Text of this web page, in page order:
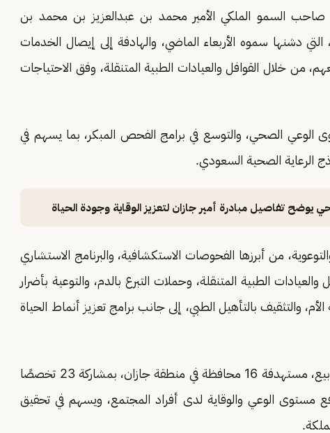
صاحب السمو الملكي الأمير محمد بن عبدالعزيز بن محمد بن
دشنها سموه الأربعاء الماضي، والهادفة إلى إيصال الخدمات
من خلال القوافل والعيادات الطبية المتنقلة، وفق الاحتياجات
الوعي الصحي، والتوسع في برامج الفحص المبكر، بما يسهم في
الرعاية الصحية السعودي.
تفاصيل مبادرة أمير جازان لتعزيز الوقاية وجودة الحياة
من أبرزها الفحوصات الاستكشافية، والبرنامج الاستشاري
الطبية المتنقلة، وحملات التبرع بالدم، والتوعية بأضرار
والتثقيف بالتأهيل الطبي، إلى جانب برامج تعزيز أنماط الحياة
ومن المقرر أن تُنفذ المبادرة على مدى 8 أسابيع، مستهدفة 16 محافظة في منطقة جازان، بمشاركة 23 تخصصًا
مستوى الوعي والوقاية لدى أفراد المجتمع، ويسهم في تحقيق